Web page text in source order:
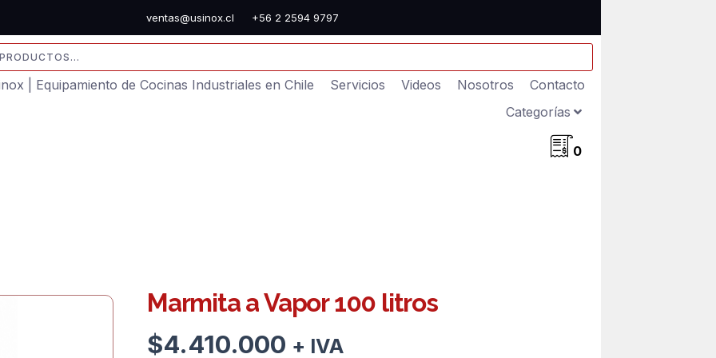
ventas@usinox.cl +56 2 2594 9797
| Equipamiento de Cocinas Industriales en Chile
Servicios Videos Nosotros
Contacto
Categorías
0
Marmita a Vapor 100 litros
$4.410.000 + IVA